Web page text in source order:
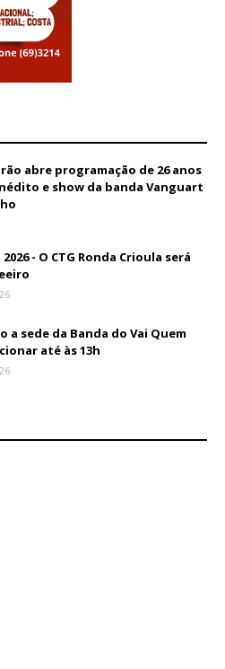
abre programação de 26 anos
e show da banda Vanguart
2026 - O CTG Ronda Crioula será
a sede da Banda do Vai Quem
até às 13h